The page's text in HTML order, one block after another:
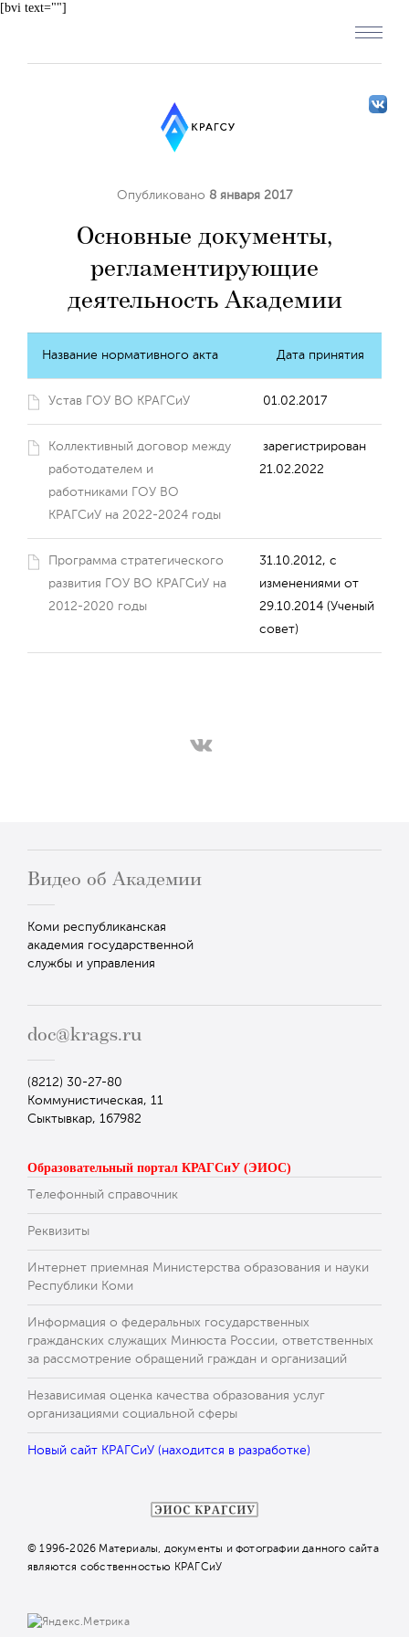
[bvi text=""]
Опубликовано 8 января 2017
Основные документы,
регламентирующие
деятельность Академии
Название нормативного акта Дата принятия
Устав ГОУ ВО КРАГСиУ 01.02.2017
Коллективный договор между
работодателем и
работниками ГОУ ВО
КРАГСиУ на 2022-2024 годы
зарегистрирован
21.02.2022
Программа стратегического
развития ГОУ ВО КРАГСиУ на
2012-2020 годы
31.10.2012, с
изменениями от
29.10.2014 (Ученый
совет)
Видео об Академии
Коми республиканская
академия государственной
службы и управления
doc@krags.ru
(8212) 30-27-80
Коммунистическая, 11
Сыктывкар, 167982
Образовательный портал КРАГСиУ (ЭИОС)
Телефонный справочник
Реквизиты
Интернет приемная Министерства образования и науки
Республики Коми
Информация о федеральных государственных
гражданских служащих Минюста России, ответственных
за рассмотрение обращений граждан и организаций
Независимая оценка качества образования услуг
организациями социальной сферы
Новый сайт КРАГСиУ (находится в разработке)
© 1996-2026 Материалы, документы и фотографии данного сайта
являются собственностью КРАГСиУ